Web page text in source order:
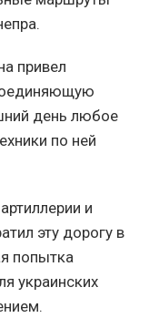
привел
день любое
по ней
и
эту дорогу в
попытка
украинских